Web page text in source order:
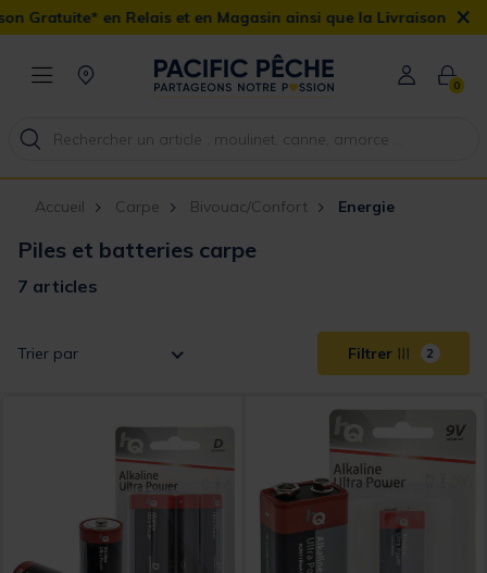
en Relais et en Magasin ainsi que la Livraison Domicile
×
0
Accueil Carpe Bivouac/Confort Energie
Piles et batteries carpe
7 articles
Trier par Filtrer 2